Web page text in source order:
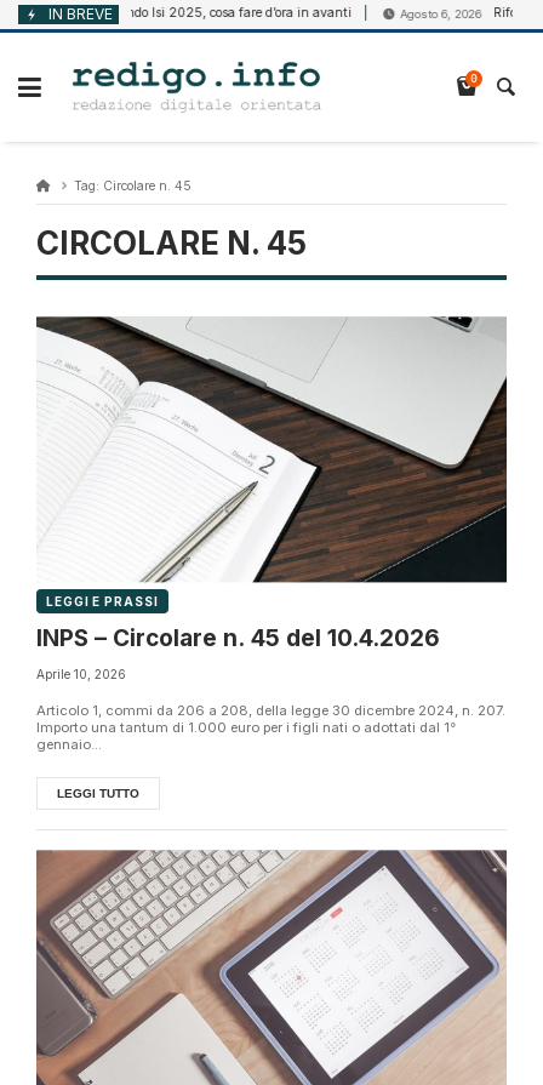
Vai
al
IN BREVE
6, 2026 Bando Isi 2025, cosa fare d’ora in avanti Agosto 6, 2026 Riforma
0
Tag: Circolare n. 45
CIRCOLARE N. 45
LEGGI E PRASSI
INPS – Circolare n. 45 del 10.4.2026
Aprile 10, 2026
Articolo 1, commi da 206 a 208, della legge 30 dicembre 2024, n. 207.
Importo una tantum di 1.000 euro per i figli nati o adottati dal 1°
gennaio...
LEGGI TUTTO